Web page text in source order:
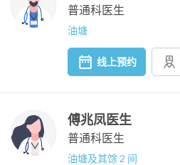
普通科医生
油塘
线上预约
傅兆凤医生
普通科医生
油塘及其馀 2 间